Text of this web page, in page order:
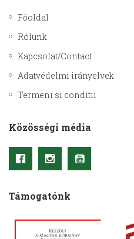
Főoldal
Rólunk
Kapcsolat/Contact
Adatvédelmi irányelvek
Termeni si conditii
Közösségi média
Támogatónk